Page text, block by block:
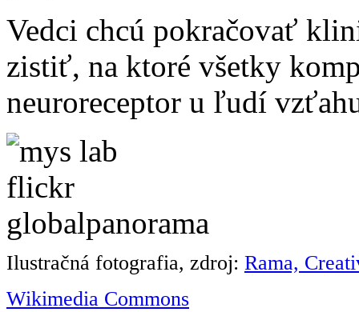
Vedci chcú pokračovať
zistiť, na ktoré všetky
neuroreceptor u ľudí
Ilustračná fotografia, zdroj: Rama,
Wikimedia Commons